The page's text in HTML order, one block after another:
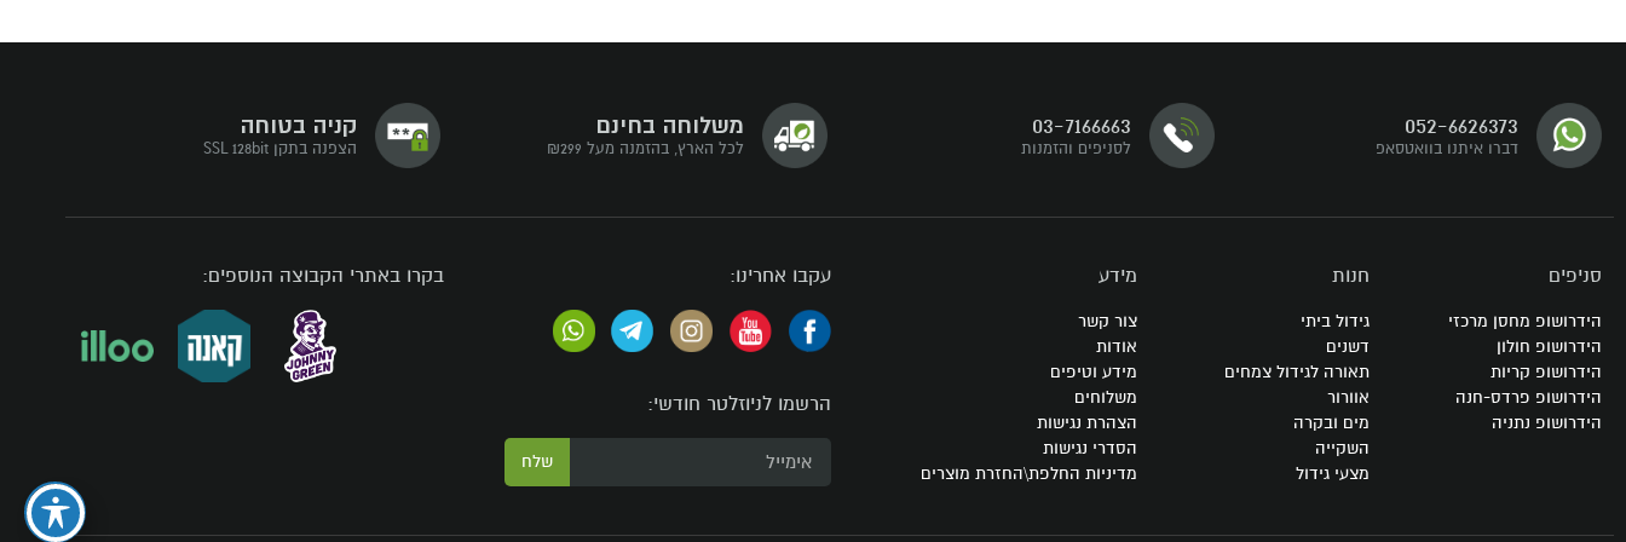
עקבו אחרינו
052-6626373
דברו איתנו בוואטסאפ
03-7166663
לסניפים והזמנות
משלוחה בחינם
לכל הארץ, בהזמנה מעל ₪299
קניה בטוחה
הצפנה בתקן SSL 128bit
סניפים
הידרושופ מחסן מרכזי
הידרושופ חולון
הידרושופ קריות
הידרושופ פרדס-חנה
הידרושופ נתניה
חנות
גידול ביתי
דשנים
תאורה לגידול צמחים
אוורור
מים ובקרה
השקייה
מצעי גידול
מידע
צור קשר
אודות
מידע וטיפים
משלוחים
הצהרת נגישות
הסדרי נגישות
מדיניות החלפת\החזרת מוצרים
עקבו אחרינו:
הרשמו לניוזלטר חודשי:
שלח
בקרו באתרי הקבוצה הנוספים: